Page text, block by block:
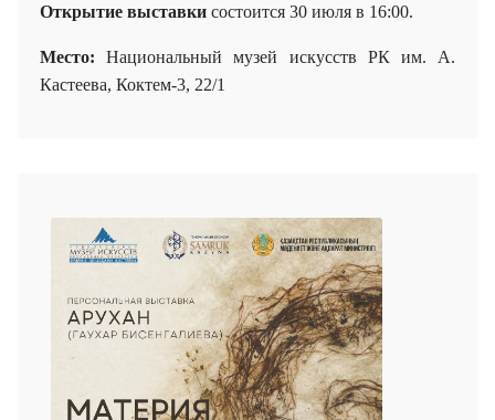
Открытие выставки состоится 30 июля в 16:00.
Место: Национальный музей искусств РК им. А.
Кастеева, Коктем-3, 22/1